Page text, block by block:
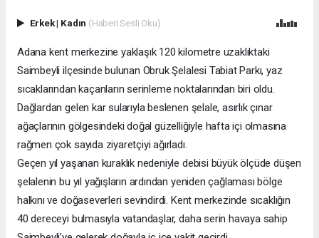
Erkek| Kadın (Haberi Sesli Oku)
Adana kent merkezine yaklaşık 120 kilometre uzaklıktaki
Saimbeyli ilçesinde bulunan Obruk Şelalesi Tabiat Parkı, yaz
sıcaklarından kaçanların serinleme noktalarından biri oldu.
Dağlardan gelen kar sularıyla beslenen şelale, asırlık çınar
ağaçlarının gölgesindeki doğal güzelliğiyle hafta içi olmasına
rağmen çok sayıda ziyaretçiyi ağırladı.
Geçen yıl yaşanan kuraklık nedeniyle debisi büyük ölçüde düşen
şelalenin bu yıl yağışların ardından yeniden çağlaması bölge
halkını ve doğaseverleri sevindirdi. Kent merkezinde sıcaklığın
40 dereceyi bulmasıyla vatandaşlar, daha serin havaya sahip